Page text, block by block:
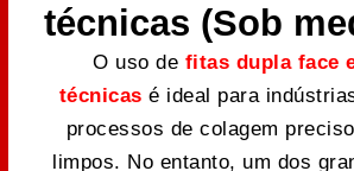
técnicas (Sob
O uso de fitas dupla face
técnicas é ideal para
processos de colagem
limpos. No entanto, um dos